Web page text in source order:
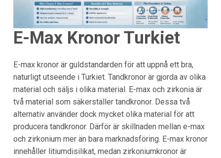
E-Max Kronor Turkiet
E-max kronor är guldstandarden för att uppnå ett bra,
naturligt utseende i Turkiet. Tandkronor är gjorda av olika
material och säljs i olika material. E-max och zirkonia är
två material som säkerställer tandkronor. Dessa två
alternativ använder dock mycket olika material för att
producera tandkronor. Därför är skillnaden mellan e-max
och zirkonium mer än bara marknadsföring. E-max kronor
innehåller litiumdisilikat, medan zirkoniumkronor är